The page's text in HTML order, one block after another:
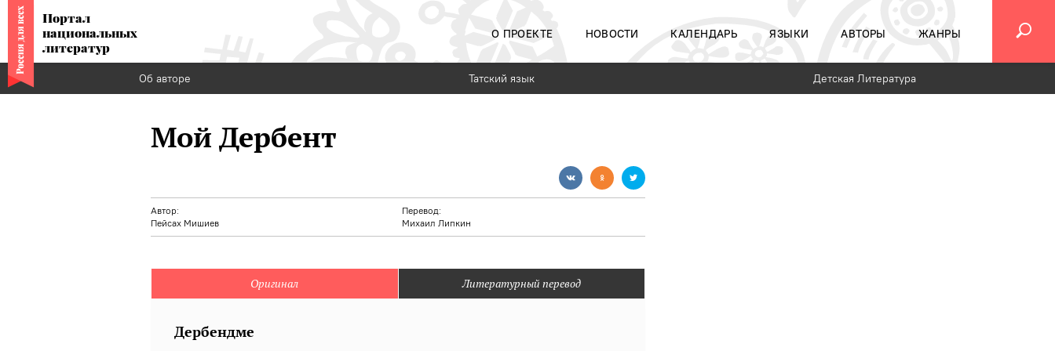
Портал
национальных
литератур
О ПРОЕКТЕ НОВОСТИ КАЛЕНДАРЬ ЯЗЫКИ АВТОРЫ ЖАНРЫ
Об авторе Татский язык Детская Литература
Мой Дербент
Автор:
Пейсах Мишиев
Перевод:
Михаил Липкин
Оригинал Литературный перевод
Дербендме